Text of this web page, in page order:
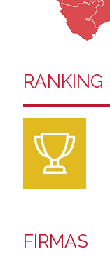
RANKING
FIRMAS